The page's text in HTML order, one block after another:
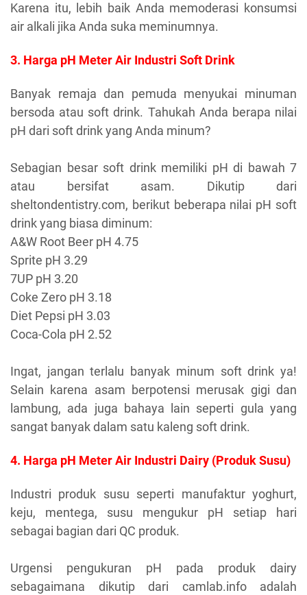
Karena itu, lebih baik Anda memoderasi konsumsi
air alkali jika Anda suka meminumnya.
3. Harga pH Meter Air Industri Soft Drink
Banyak remaja dan pemuda menyukai minuman
bersoda atau soft drink. Tahukah Anda berapa nilai
pH dari soft drink yang Anda minum?
Sebagian besar soft drink memiliki pH di bawah 7
atau bersifat asam. Dikutip dari
sheltondentistry.com, berikut beberapa nilai pH soft
drink yang biasa diminum:
A&W Root Beer pH 4.75
Sprite pH 3.29
7UP pH 3.20
Coke Zero pH 3.18
Diet Pepsi pH 3.03
Coca-Cola pH 2.52
Ingat, jangan terlalu banyak minum soft drink ya!
Selain karena asam berpotensi merusak gigi dan
lambung, ada juga bahaya lain seperti gula yang
sangat banyak dalam satu kaleng soft drink.
4. Harga pH Meter Air Industri Dairy (Produk Susu)
Industri produk susu seperti manufaktur yoghurt,
keju, mentega, susu mengukur pH setiap hari
sebagai bagian dari QC produk.
Urgensi pengukuran pH pada produk dairy
sebagaimana dikutip dari camlab.info adalah